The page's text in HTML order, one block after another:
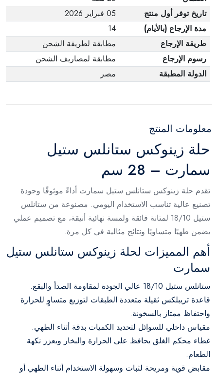
تاريخ توفر أول منتج
05 فبراير 2026
مدة الإرجاع (بالأيام)
14
طريقة الإرجاع
مطابقة لطريقة الشحن
رسوم الإرجاع
مطابقة لمصاريف الشحن
الدولة المطبقة
مصر
معلومات المنتج
حلة زينوكس ستانلس ستيل
سمارت – 28 سم
تقدم حلة زينوكس ستانلس ستيل سمارت أداءً موثوقًا وجودة
تصنيع عالية تناسب الاستخدام اليومي. مصنوعة من ستانلس
ستيل 18/10 لمتانة فائقة ولمسة نهائية أنيقة، مع تصميم عملي
يضمن طهيًا متساويًا ونتائج مثالية في كل مرة.
أهم المميزات لحلة زينوكس ستانلس ستيل
سمارت
ستانلس ستيل 18/10 عالي الجودة لمقاومة الصدأ والبقع.
قاعدة تريبلكس ثقيلة متعددة الطبقات لتوزيع متساوٍ للحرارة
واحتفاظ ممتاز بالسخونة.
مقياس داخلي للسوائل لتحديد الكميات بدقة أثناء الطهي.
غطاء محكم الغلق يحافظ على الحرارة والبخار ويعزز نكهة
الطعام.
مقابض قوية ومريحة لثبات وسهولة الاستخدام أثناء الطهي أو